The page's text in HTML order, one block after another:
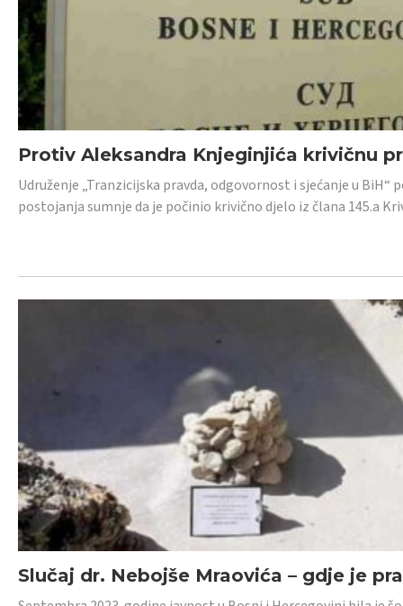
Protiv Aleksandra Knjeginjića krivičnu
Udruženje „Tranzicijska pravda, odgovornost i sjećanje u
postojanja sumnje da je počinio krivično djelo iz člana 145.a
Slučaj dr. Nebojše Mraovića – gdje je